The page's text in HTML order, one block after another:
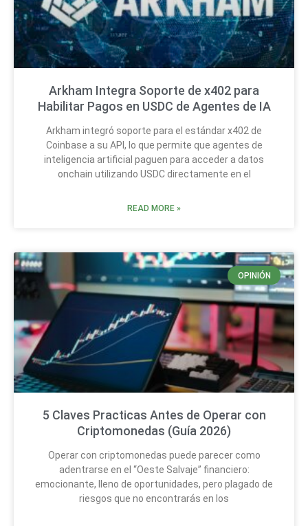
Arkham Integra Soporte de x402 para
Habilitar Pagos en USDC de Agentes de IA
Arkham integró soporte para el estándar x402 de
Coinbase a su API, lo que permite que agentes de
inteligencia artificial paguen para acceder a datos
onchain utilizando USDC directamente en el
READ MORE »
OPINIÓN
5 Claves Practicas Antes de Operar con
Criptomonedas (Guía 2026)
Operar con criptomonedas puede parecer como
adentrarse en el “Oeste Salvaje” financiero:
emocionante, lleno de oportunidades, pero plagado de
riesgos que no encontrarás en los